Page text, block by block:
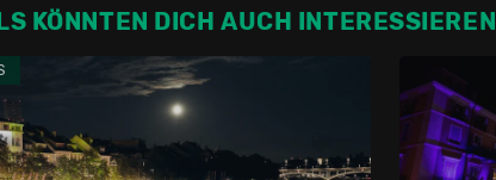
KÖNNTEN DICH AUCH INTERESSIEREN